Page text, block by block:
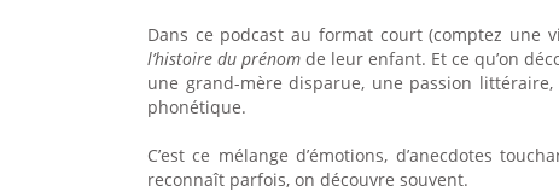
Dans ce podcast au format court (comptez une
l’histoire du prénomde leur enfant. Et ce qu’on
une grand-mère disparue, une passion
phonétique.
C’est ce mélange d’émotions, d’anecdotes
reconnaît parfois, on découvre souvent.